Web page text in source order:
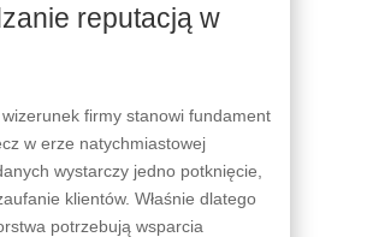
reputacją w
firmy stanowi fundament
w erze natychmiastowej
wystarczy jedno potknięcie,
klientów. Właśnie dlatego
potrzebują wsparcia